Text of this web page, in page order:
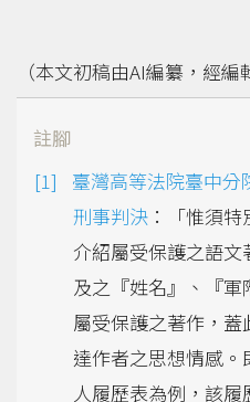
（本文初稿由AI編纂，經編
註腳
臺灣高等法院臺中分
刑事判決 ：「惟須
介紹屬受保護之語
及之『姓名』、『
屬受保護之著作，
達作者之思想情感
人履歷表為例，該